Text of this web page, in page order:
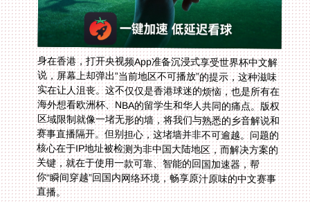
身在香港，打开央视频App准备沉浸式享受世界杯中文解
说，屏幕上却弹出“当前地区不可播放”的提示，这种滋味
实在让人沮丧。这不仅仅是香港球迷的烦恼，也是所有在
海外想看欧洲杯、NBA的留学生和华人共同的痛点。版权
区域限制就像一堵无形的墙，将我们与熟悉的乡音解说和
赛事直播隔开。但别担心，这堵墙并非不可逾越。问题的
核心在于IP地址被检测为非中国大陆地区，而解决方案的
关键，就在于使用一款可靠、智能的回国加速器，帮
你“瞬间穿越”回国内网络环境，畅享原汁原味的中文赛事
直播。